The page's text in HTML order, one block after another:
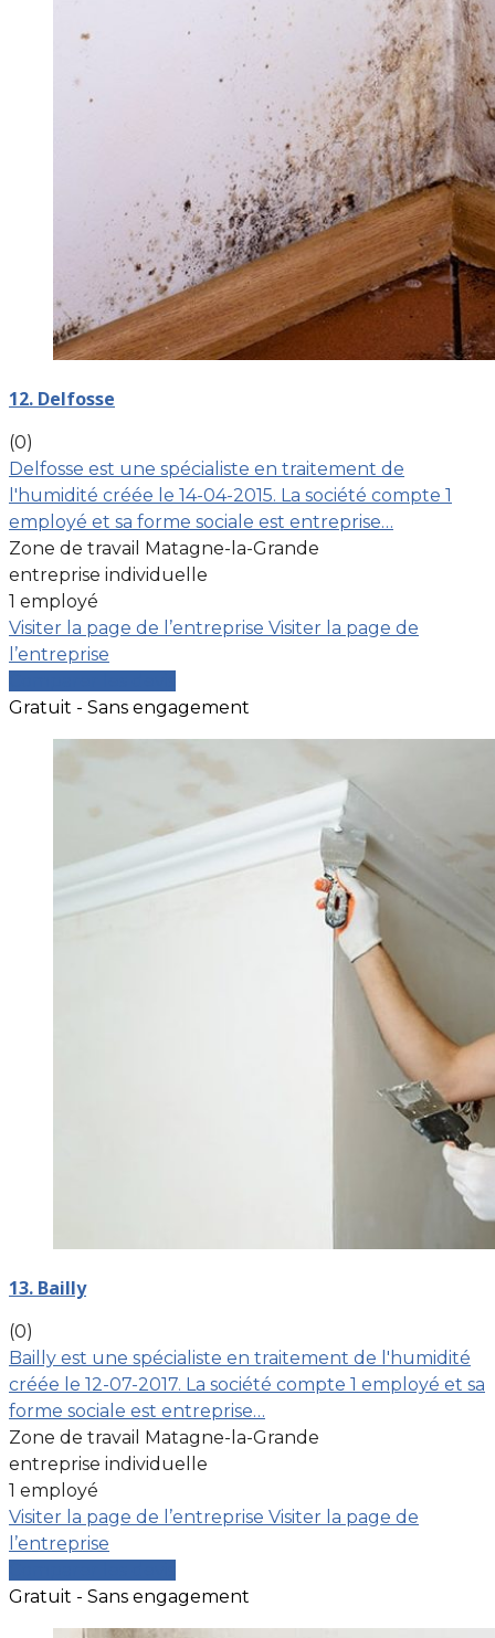
12. Delfosse
(0)
Delfosse est une spécialiste en traitement de
l'humidité créée le 14-04-2015. La société compte 1
employé et sa forme sociale est entreprise…
Zone de travail Matagne-la-Grande
entreprise individuelle
1 employé
Visiter la page de l’entreprise Visiter la page de
l’entreprise
Gratuit - Sans engagement
13. Bailly
(0)
Bailly est une spécialiste en traitement de l'humidité
créée le 12-07-2017. La société compte 1 employé et sa
forme sociale est entreprise…
Zone de travail Matagne-la-Grande
entreprise individuelle
1 employé
Visiter la page de l’entreprise Visiter la page de
l’entreprise
Gratuit - Sans engagement